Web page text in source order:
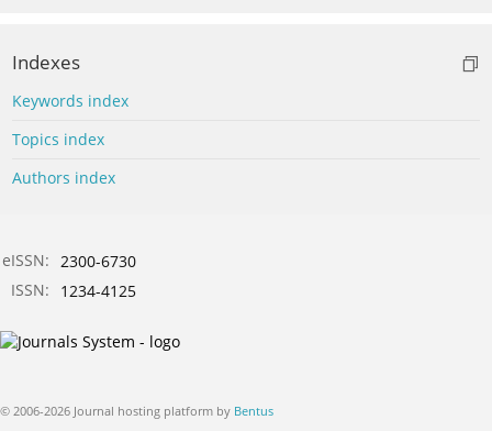
Indexes
Keywords index
Topics index
Authors index
eISSN: 2300-6730
ISSN:
1234-4125
© 2006-2026 Journal hosting platform by Bentus